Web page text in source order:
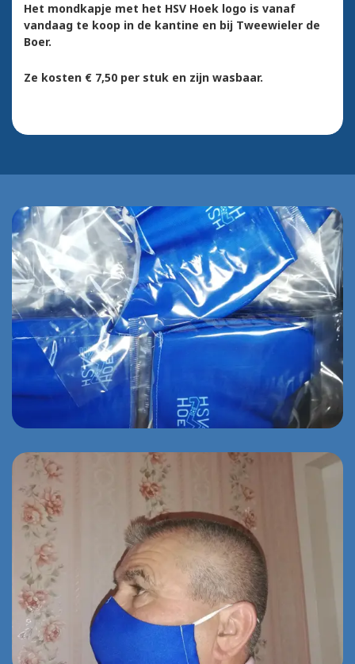
Het mondkapje met het HSV Hoek logo is vanaf
vandaag te koop in de kantine en bij Tweewieler de
Boer.
Ze kosten € 7,50 per stuk en zijn wasbaar.